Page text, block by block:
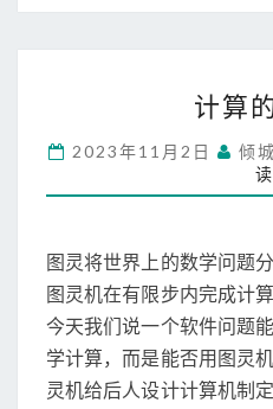
质
计算
2023年11月2日 倾城
读
图灵将世界上的数学问题
图灵机在有限步内完成计
今天我们说一个软件问题
学计算，而是能否用图灵
灵机给后人设计计算机制